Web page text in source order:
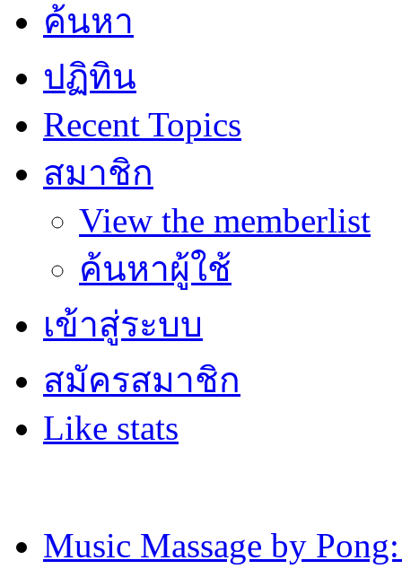
ค้นหา
ปฏิทิน
Recent Topics
สมาชิก
View the memberlist
ค้นหาผู้ใช้
เข้าสู่ระบบ
สมัครสมาชิก
Like stats
Music Massage by